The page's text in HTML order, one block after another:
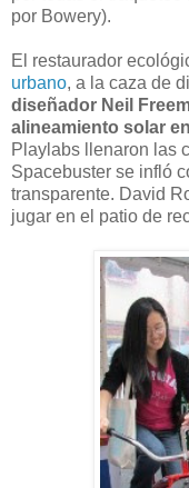
por Bowery).
El restaurador
urbano, a la caza de
diseñador Neil
alineamiento solar
Playlabs llenaron las
Spacebuster se infló
transparente. David
jugar en el patio de